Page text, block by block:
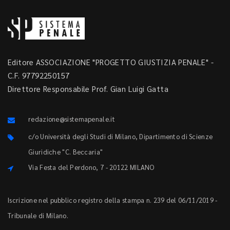
Editore ASSOCIAZIONE "PROGETTO GIUSTIZIA PENALE" -
C.F. 97792250157
Direttore Responsabile Prof. Gian Luigi Gatta
redazione@sistemapenale.it
c/o Università degli Studi di Milano, Dipartimento di Scienze
Giuridiche "C. Beccaria"
Via Festa del Perdono, 7 - 20122 MILANO
Iscrizione nel pubblico registro della stampa n. 239 del 06/11/2019 -
Tribunale di Milano.